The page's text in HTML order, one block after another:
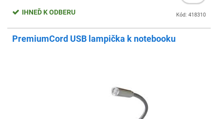
Kód: 418310
IHNEĎ K ODBERU
PremiumCord USB lampička k notebooku